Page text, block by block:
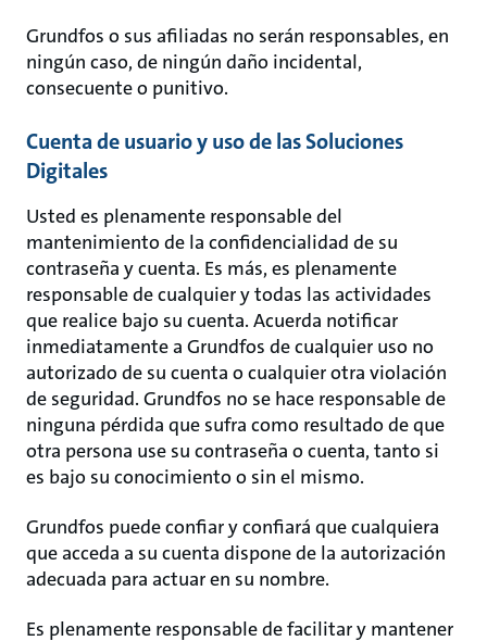
Grundfos o sus afiliadas no serán responsables, en
ningún caso, de ningún daño incidental,
consecuente o punitivo.
Cuenta de usuario y uso de las Soluciones
Digitales
Usted es plenamente responsable del
mantenimiento de la confidencialidad de su
contraseña y cuenta. Es más, es plenamente
responsable de cualquier y todas las actividades
que realice bajo su cuenta. Acuerda notificar
inmediatamente a Grundfos de cualquier uso no
autorizado de su cuenta o cualquier otra violación
de seguridad. Grundfos no se hace responsable de
ninguna pérdida que sufra como resultado de que
otra persona use su contraseña o cuenta, tanto si
es bajo su conocimiento o sin el mismo.
Grundfos puede confiar y confiará que cualquiera
que acceda a su cuenta dispone de la autorización
adecuada para actuar en su nombre.
Es plenamente responsable de facilitar y mantener